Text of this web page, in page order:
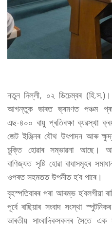
নতুন দিল্লী, ০২ ডিচেম্বৰ (হি.স.)।
আগন্তুক ভাৰত ভ্ৰমণত পঞ্চম
এছ-৪০০ বায়ু প্ৰতিৰক্ষা ব্যৱস্থা
জেট ইঞ্জিনৰ যৌথ উৎপাদন আৰু
চুক্তি হোৱাৰ সম্ভাৱনা আছে।
বাণিজ্যত সৃষ্টি হোৱা বাধাসমূহৰ
ওপৰত সহমতত উপনীত হ’ব পাৰে।
বৃহস্পতিবাৰৰ পৰা আৰম্ভ হ’বলগীয়া
পূৰ্বে ৰাছিয়াৰ সংবাদ সংস্থা
ভাৰতীয় সাংবাদিকসকলৰ সৈতে